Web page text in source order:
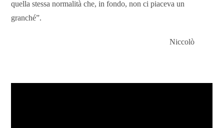
quella stessa normalità che, in fondo, non ci piaceva un
granché”.
Niccolò